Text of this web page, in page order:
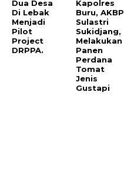
Dua Desa
Di Lebak
Menjadi
Pilot
Project
DRPPA.
Kapolres
Buru, AKBP
Sulastri
Sukidjang,
Melakukan
Panen
Perdana
Tomat
Jenis
Gustapi